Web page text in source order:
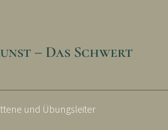
– Das Schwert
und Übungsleiter